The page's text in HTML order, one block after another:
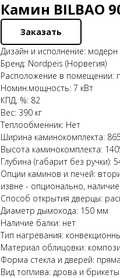
Камин BILBAO
Заказать
Дизайн и исполнение: модерн
Бренд: Nordpeis (Норвегия)
Расположение в помещении:
Номин.мощность: 7 кВт
КПД, %: 82
Вес: 390 кг
Теплообменник: Нет
Ширина каминокомплекта:
Высота каминокомплекта:
Глубина (габарит без ручки):
Опции каминов и печей:
извне - опционально,
Способ открытия дверцы:
Диаметр дымохода: 150 мм
Наличие балки: нет
Тип нагревания:
Материал облицовки:
Форма стекла и дверей:
Вид топлива: дрова и брикеты